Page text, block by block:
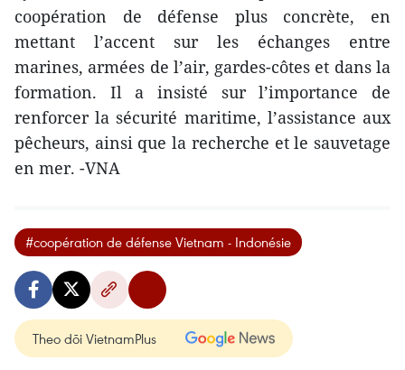
coopération de défense plus concrète, en
mettant l’accent sur les échanges entre
marines, armées de l’air, gardes-côtes et dans la
formation. Il a insisté sur l’importance de
renforcer la sécurité maritime, l’assistance aux
pêcheurs, ainsi que la recherche et le sauvetage
en mer. -VNA
#coopération de défense Vietnam - Indonésie
Theo dõi VietnamPlus